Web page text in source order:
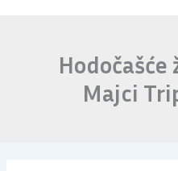
Hodočašće
Majci